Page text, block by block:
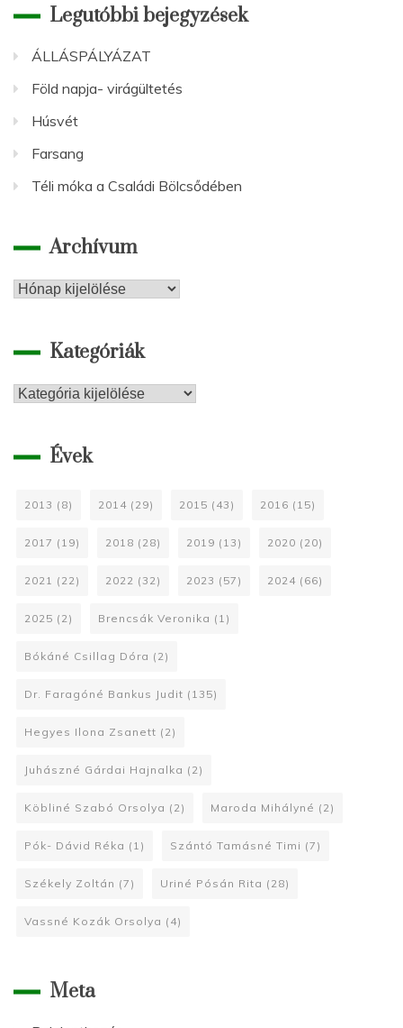
Legutóbbi bejegyzések
ÁLLÁSPÁLYÁZAT
Föld napja- virágültetés
Húsvét
Farsang
Téli móka a Családi Bölcsődében
Archívum
Archívum
Kategóriák
Kategóriák
Évek
2013 (8) 2014 (29) 2015 (43) 2016 (15)
2017 (19) 2018 (28) 2019 (13) 2020 (20)
2021 (22) 2022 (32) 2023 (57) 2024 (66)
2025 (2) Brencsák Veronika (1)
Bókáné Csillag Dóra (2)
Dr. Faragóné Bankus Judit (135)
Hegyes Ilona Zsanett (2)
Juhászné Gárdai Hajnalka (2)
Köbliné Szabó Orsolya (2) Maroda Mihályné (2)
Pók- Dávid Réka (1) Szántó Tamásné Timi (7)
Székely Zoltán (7) Uriné Pósán Rita (28)
Vassné Kozák Orsolya (4)
Meta